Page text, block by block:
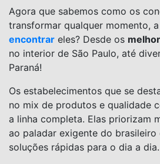
Agora que sabemos como os
transformar qualquer momento,
encontrar eles? Desde os
no interior de São Paulo, até
Paraná!
Os estabelecimentos que se
no mix de produtos e qualidade
a linha completa. Elas priorizam
ao paladar exigente do brasileiro
soluções rápidas para o dia a dia.